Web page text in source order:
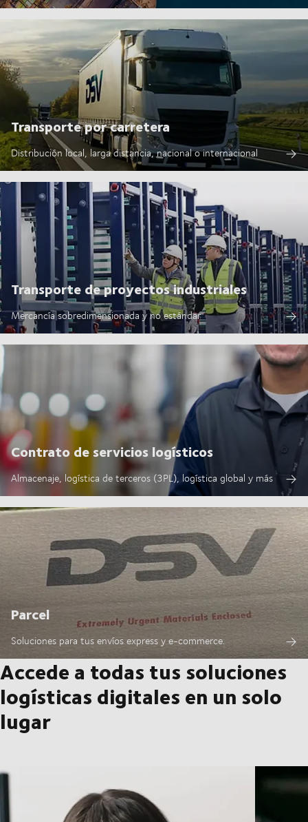
Transporte por carretera
Distribución local, larga distancia, nacional o internacional
Transporte de proyectos industriales
Mercancía sobredimensionada y no estándar
Contrato de servicios logísticos
Almacenaje, logística de terceros (3PL), logística global y más
Parcel
Soluciones para tus envíos express y e-commerce.
Accede a todas tus soluciones
logísticas digitales en un solo
lugar